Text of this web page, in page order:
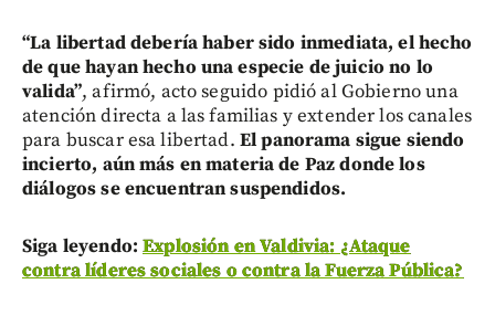
“La libertad debería haber sido inmediata, el hecho
de que hayan hecho una especie de juicio no lo
valida”, afirmó, acto seguido pidió al Gobierno una
atención directa a las familias y extender los canales
para buscar esa libertad. El panorama sigue siendo
incierto, aún más en materia de Paz donde los
diálogos se encuentran suspendidos.
Siga leyendo:Explosión en Valdivia: ¿Ataque
contra líderes sociales o contra la Fuerza Pública?